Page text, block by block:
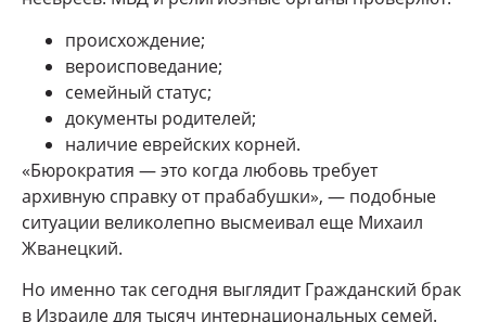
происхождение;
вероисповедание;
семейный статус;
документы родителей;
наличие еврейских корней.
«Бюрократия — это когда любовь требует
архивную справку от прабабушки», — подобные
ситуации великолепно высмеивал еще Михаил
Жванецкий.
Но именно так сегодня выглядит Гражданский брак
в Израиле для тысяч интернациональных семей.